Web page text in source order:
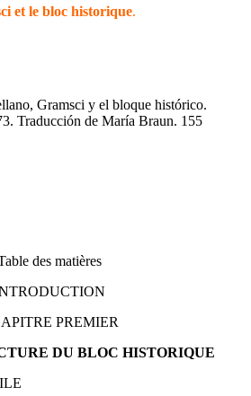
et le bloc historique.
Gramsci y el bloque histórico.
Traducción de María Braun. 155
des matières
PREMIER
DU BLOC HISTORIQUE